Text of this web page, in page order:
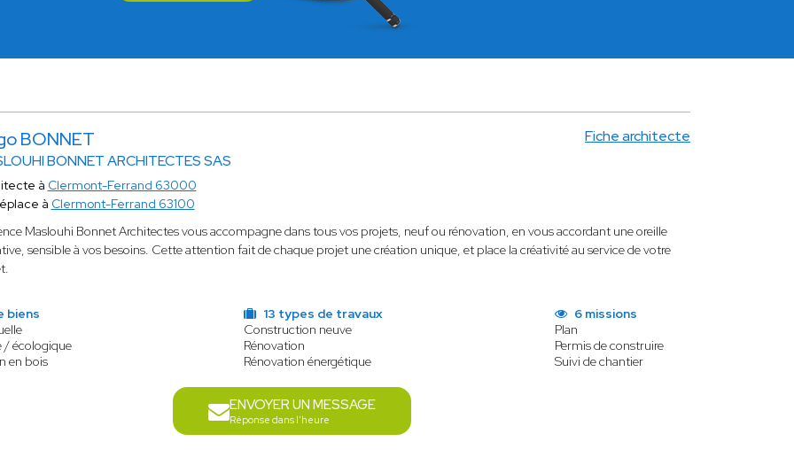
BONNET
BONNET ARCHITECTES SAS
Fiche architecte
à Clermont-Ferrand 63000
à Clermont-Ferrand 63100
Maslouhi Bonnet Architectes vous accompagne dans tous vos projets, neuf ou rénovation, en vous accordant une oreille
sensible à vos besoins. Cette attention fait de chaque projet une création unique, et place la créativité au service de votre
biens
/ écologique
en bois
13 types de travaux
Construction neuve
Rénovation
Rénovation énergétique
6 missions
Plan
Permis de construire
Suivi de chantier
ENVOYER UN MESSAGE
Réponse dans l'heure